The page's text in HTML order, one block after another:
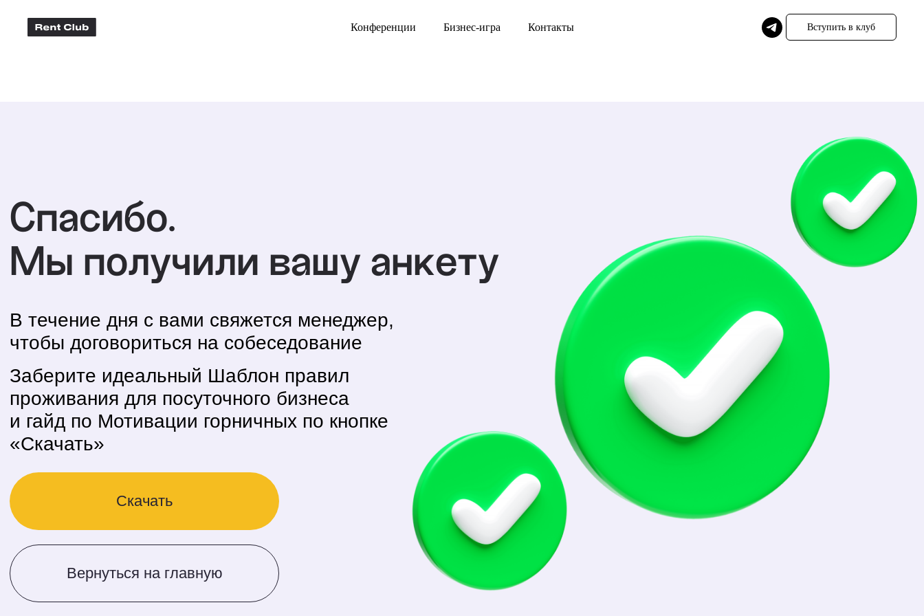
Конференции Бизнес-игра Контакты Вступить в клуб
Вернуться на главную
Заберите идеальный Шаблон правил
проживания для посуточного бизнеса
«Скачать»
В течение дня с вами свяжется менеджер,
чтобы договориться на собеседование